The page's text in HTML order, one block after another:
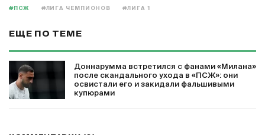
#ПСЖ #ЛИГА ЧЕМПИОНОВ #ЛИГА 1
ЕЩЕ ПО ТЕМЕ
Доннарумма встретился с фанами «Милана»
после скандального ухода в «ПСЖ»: они
освистали его и закидали фальшивыми
купюрами